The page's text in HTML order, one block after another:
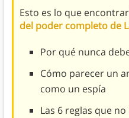
Esto es lo que
del poder completo de
Por qué nunca
Cómo parecer un
como un espía
Las 6 reglas que